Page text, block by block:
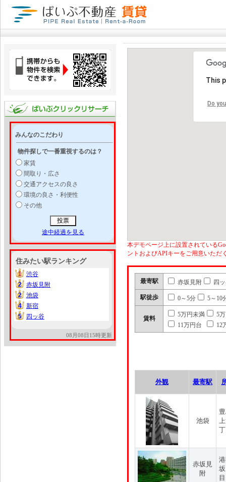
みんなのこだわり
物件探しで一番重視するのは？
家賃
間取り・広さ
交通アクセスの良さ
環境の良さ・利便性
その他
途中経過を見る
住みたい駅ランキング
1
1
渋谷
2
2
赤坂見附
2
2
池袋
4
4
新宿
5
5 四ッ谷
08月08日15時更新
This
Do
本デモページ上に設置されている
ントおよびAPIキーをご用意いただ
最寄駅 赤坂見附 四
駅徒歩 0～5分 5～10
賃料
5万円未満
5
11万円台
12
外観 最寄駅
池袋
赤坂見
附
目